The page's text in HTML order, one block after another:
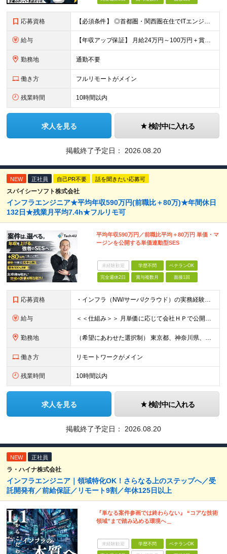
応募資格 【必須条件】 ◎⾸都圏・関⻄圏在住でITエンジニアとしての実務経験が3年以上ある⽅（開発・インフラいずれも歓迎） →⾸都圏（東京、神奈川、千葉、埼⽟）、関⻄圏（⼤阪、兵庫、京都）在住のITエンジニア採
給与 【年収アップ保証】 月給24万円～100万円＋賞与（年3回）＋諸手当 ◆想定年収432万円〜1200万円(経験・スキルを考慮し決定) ※年収アップ保証付帯 ◆基本給には⽉20時間分の固定残業代(31,
勤務地 通勤不要
働き方 フルリモートがメイン
残業時間 10時間以内
求人を見る 検討中に入れる
掲載終了予定日： 2026.08.20
NEW 正社員 自己PR不要 話を聞きたい応募可
スパイシーソフト株式会社
インフラエンジニア★平均年収590万円(前職比＋80万)★年間休日
132日★残業月平均7.4h★フルリモ可
平均年収590万円／前職比平均＋80万円 単価・マ
ージンを公開する単価連動型SES
未経験歓迎 学歴不問 ベテランOK
完全週休2日 賞与複数月 面接1回
応募資格 ・インフラ（NW/サーバ/クラウド）の実務経験をお持ちの方（目安：1年以上は全員面接確定） ・インフラに興味がある未経験の方 ・学歴不問 ■ こんな方を歓迎します ・IaC（Terraform等）
給与 ＜＜仕組み＞＞ 月単価に応じて会社ＨＰで公開しているテーブルにもとづき毎月決定されます！ https://www.tech4u.dev/payroll ＜＜実績＞＞ 平均年収実績：590万円 ＜＜
勤務地 （希望にあわせた選択制） 東京都、神奈川県、埼玉県、千葉県、大阪府、兵庫県、京都府、愛知県、福岡県の各プロジェクト先 ・フル／ハイブリッドリモート案件あり ・転勤なし ・U・Iターンも歓迎＆支援可能
働き方 リモートワークがメイン
残業時間 10時間以内
求人を見る 検討中に入れる
掲載終了予定日： 2026.08.20
NEW 正社員
ラ・ハイナ株式会社
インフラエンジニア｜領域特化OK！さらなる上のステップへ／受
託開発有／前給保証／リモート9割／年休125日以上
『単なる案件参画では終わらない』 “コアな技術
領域”まで踏み込める環境へ＿
未経験歓迎 学歴不問 ベテランOK